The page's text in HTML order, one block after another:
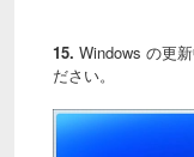
15. Windows の更
ださい。